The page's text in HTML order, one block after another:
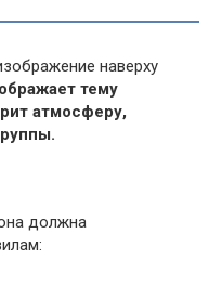
наверху
тему
атмосферу,
должна